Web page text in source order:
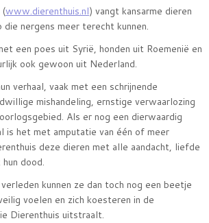
(www.dierenthuis.nl) vangt kansarme dieren
nergens meer terecht kunnen.
een poes uit Syrië, honden uit Roemenië en
ook gewoon uit Nederland.
verhaal, vaak met een schrijnende
mishandeling, ernstige verwaarlozing
Als er nog een dierwaardig
is het met amputatie van één of meer
deze dieren met alle aandacht, liefde
dood.
kunnen ze dan toch nog een beetje
voelen en zich koesteren in de
Dierenthuis uitstraalt.